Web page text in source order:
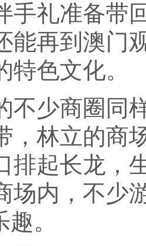
手礼准备带
能再到澳门
特色文化。
少商圈同样
，林立的商
排起长龙，
场内，不少
。